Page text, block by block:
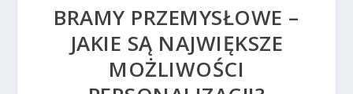
BRAMY PRZEMYSŁOWE –
JAKIE SĄ NAJWIĘKSZE
MOŻLIWOŚCI